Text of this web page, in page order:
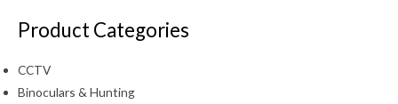
Product Categories
CCTV
Binoculars & Hunting